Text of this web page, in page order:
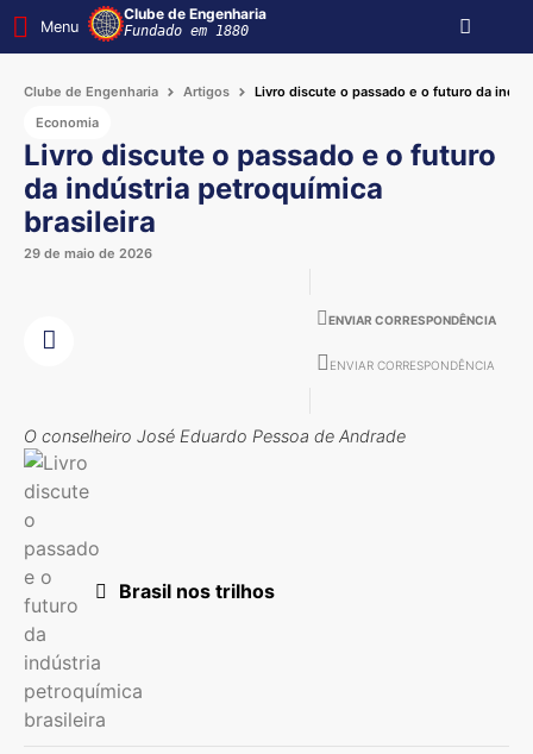
Menu
Clube de Engenharia
Fundado em 1880
Clube de Engenharia Artigos
Livro discute o passado e o futuro da
Economia
Livro discute o passado e o futuro
da indústria petroquímica
brasileira
29 de maio de 2026
ENVIAR CORRESPONDÊNCIA
ENVIAR CORRESPONDÊNCIA
O conselheiro José Eduardo Pessoa de Andrade
Brasil nos trilhos